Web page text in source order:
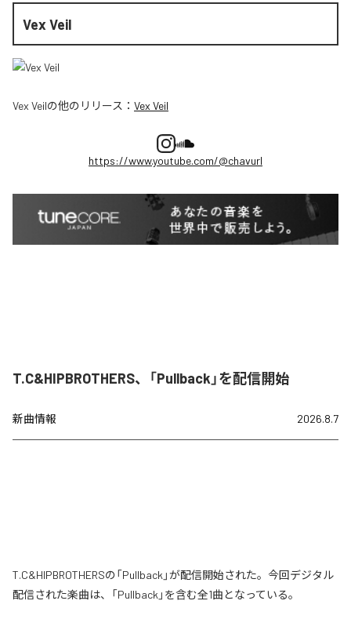
Vex Veil
Vex Veilの他のリリース： Vex Veil
https://www.youtube.com/@chavurl
T.C&HIPBROTHERS、「Pullback」を配信開始
新曲情報 2026.8.7
T.C&HIPBROTHERSの「Pullback」が配信開始された。今回デジタル
配信された楽曲は、「Pullback」を含む全1曲となっている。